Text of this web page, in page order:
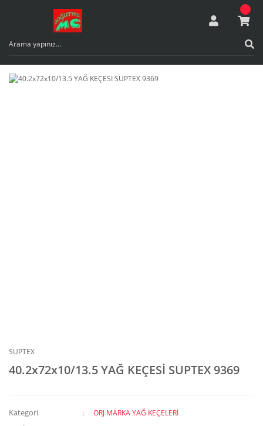
SUPTEX
40.2x72x10/13.5 YAĞ KEÇESİ SUPTEX 9369
Kategori ORJ MARKA YAĞ KEÇELERİ